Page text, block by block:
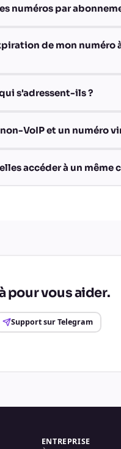
numéros par
de mon numéro
s'adressent-ils ?
VoIP et un numéro
accéder à un même
pour vous aider.
Support sur Telegram
ENTREPRISE